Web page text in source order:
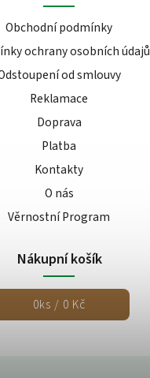
Obchodní podmínky
ochrany osobních údajů
od smlouvy
Reklamace
Doprava
Platba
Kontakty
O nás
Věrnostní Program
Nákupní košík
0ks / 0 Kč